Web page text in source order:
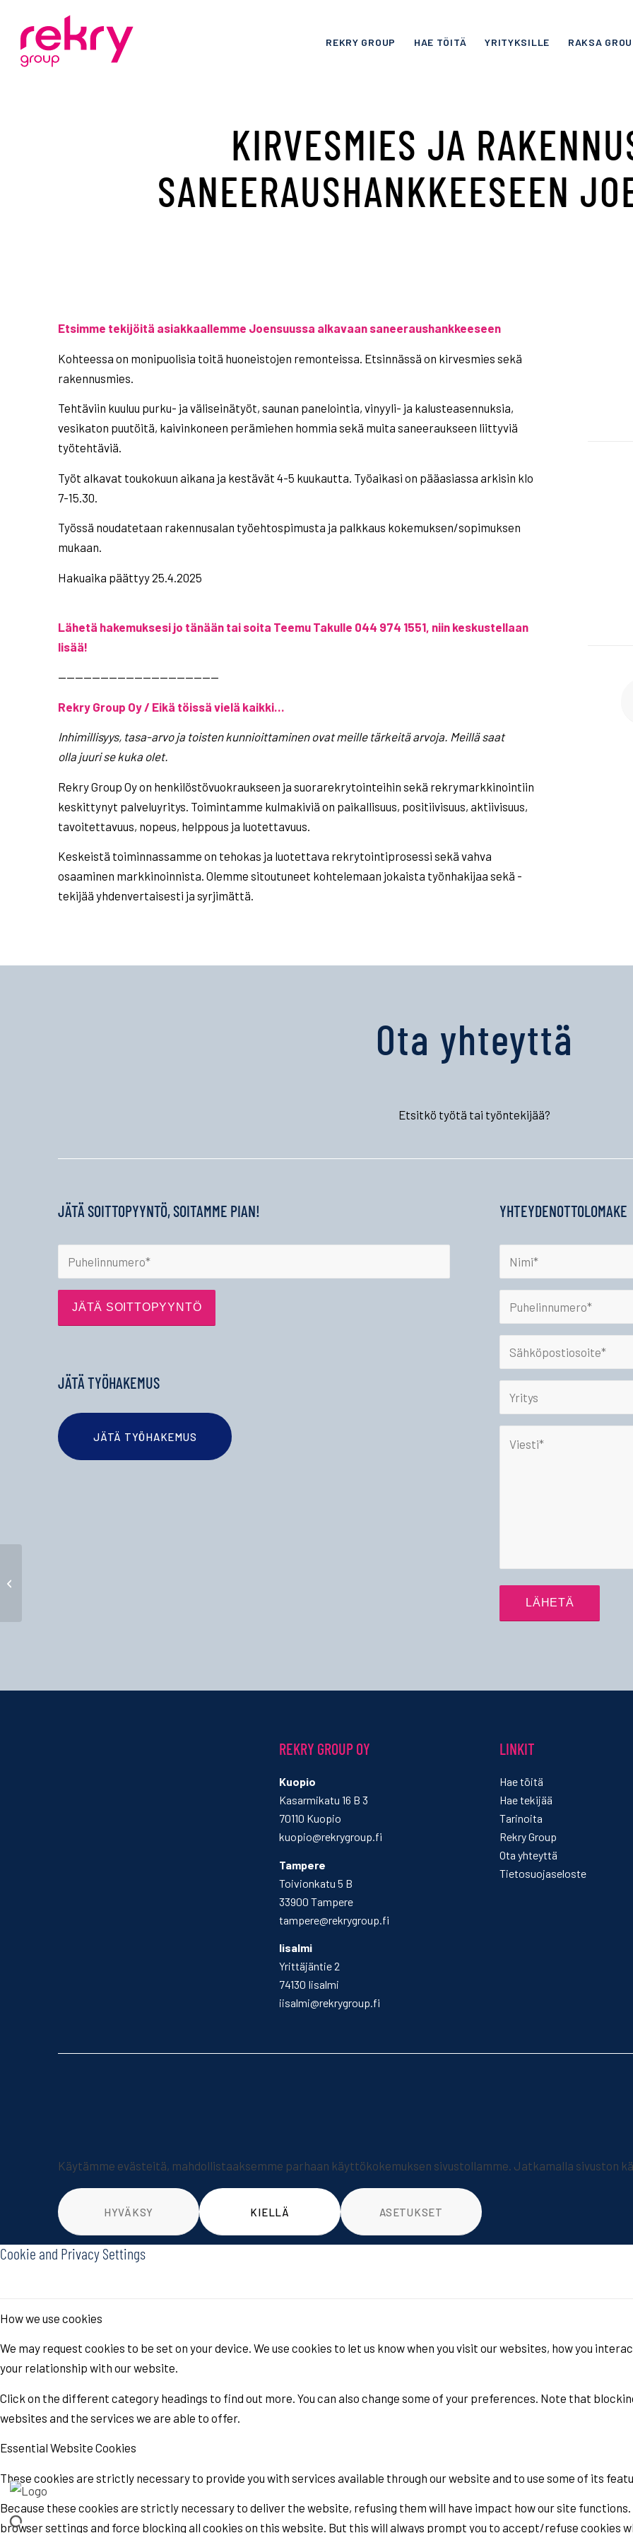
REKRY GROUP HAE TÖITÄ YRITYKSILLE RAKSA
KIRVESMIES JA
SANEERAUSHANKKEESEEN
Etsimme tekijöitä asiakkaallemme Joensuussa alkavaan saneeraushankkeeseen
Kohteessa on monipuolisia toitä huoneistojen remonteissa. Etsinnässä on kirvesmies sekä
rakennusmies.
Tehtäviin kuuluu purku- ja väliseinätyöt, saunan panelointia, vinyyli- ja kalusteasennuksia,
vesikaton puutöitä, kaivinkoneen perämiehen hommia sekä muita saneeraukseen liittyviä
työtehtäviä.
Työt alkavat toukokuun aikana ja kestävät 4-5 kuukautta. Työaikasi on pääasiassa arkisin klo
7-15.30.
Työssä noudatetaan rakennusalan työehtospimusta ja palkkaus kokemuksen/sopimuksen
mukaan.
Hakuaika päättyy 25.4.2025
Lähetä hakemuksesi jo tänään tai soita Teemu Takulle 044 974 1551, niin keskustellaan
lisää!
———————————————————
Rekry Group Oy / Eikä töissä vielä kaikki…
Inhimillisyys, tasa-arvo ja toisten kunnioittaminen ovat meille tärkeitä arvoja. Meillä saat
olla juuri se kuka olet.
Rekry Group Oy on henkilöstövuokraukseen ja suorarekrytointeihin sekä rekrymarkkinointiin
keskittynyt palveluyritys. Toimintamme kulmakiviä on paikallisuus, positiivisuus, aktiivisuus,
tavoitettavuus, nopeus, helppous ja luotettavuus.
Keskeistä toiminnassamme on tehokas ja luotettava rekrytointiprosessi sekä vahva
osaaminen markkinoinnista. Olemme sitoutuneet kohtelemaan jokaista työnhakijaa sekä -
tekijää yhdenvertaisesti ja syrjimättä.
Ota yhteyttä
Etsitkö työtä tai työntekijää?
JÄTÄ SOITTOPYYNTÖ, SOITAMME PIAN!
JÄTÄ TYÖHAKEMUS
JÄTÄ TYÖHAKEMUS
YHTEYDENOTTOLOMAKE
REKRY GROUP OY
Kuopio
Kasarmikatu 16 B 3
70110 Kuopio
kuopio@rekrygroup.fi
Tampere
Toivionkatu 5 B
33900 Tampere
tampere@rekrygroup.fi
Iisalmi
Yrittäjäntie 2
74130 Iisalmi
iisalmi@rekrygroup.fi
LINKIT
Hae töitä
Hae tekijää
Tarinoita
Rekry Group
Ota yhteyttä
Tietosuojaseloste
Käytämme evästeitä, mahdollistaaksemme parhaan käyttökokemuksen sivustollamme. Jatkamalla sivuston
HYVÄKSY KIELLÄ ASETUKSET
Cookie and Privacy Settings
How we use cookies
We may request cookies to be set on your device. We use cookies to let us know when you visit our websites, how you
your relationship with our website.
Click on the different category headings to find out more. You can also change some of your preferences. Note that
websites and the services we are able to offer.
Essential Website Cookies
These cookies are strictly necessary to provide you with services available through our website and to use some of its
Because these cookies are strictly necessary to deliver the website, refusing them will have impact how our site functions.
browser settings and force blocking all cookies on this website. But this will always prompt you to accept/refuse cookies